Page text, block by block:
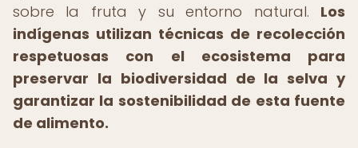
sobre la fruta y su entorno natural. Los
indígenas utilizan técnicas de recolección
respetuosas con el ecosistema para
preservar la biodiversidad de la selva y
garantizar la sostenibilidad de esta fuente
de alimento.